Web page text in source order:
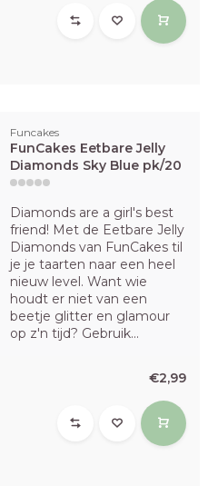
Funcakes
FunCakes Eetbare Jelly
Diamonds Sky Blue pk/20
Diamonds are a girl's best
friend! Met de Eetbare Jelly
Diamonds van FunCakes til
je je taarten naar een heel
nieuw level. Want wie
houdt er niet van een
beetje glitter en glamour
op z'n tijd? Gebruik...
€2,99